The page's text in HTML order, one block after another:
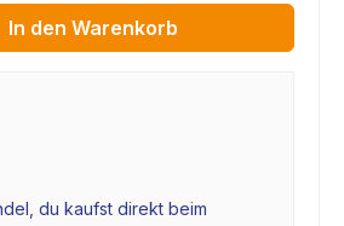
In den Warenkorb
du kaufst direkt beim